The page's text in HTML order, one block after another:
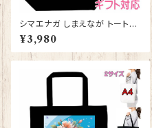
シマエナガ しまえなが トートバ
ッグ （黒） グッズ 雑貨 入学祝
い レッスンバッグ お買い物バッ
グ【型番 B-10011】プレゼント
¥3,980